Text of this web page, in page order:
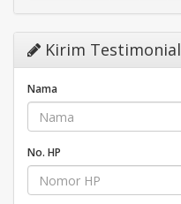
Kirim Testimonial
Nama
No. HP